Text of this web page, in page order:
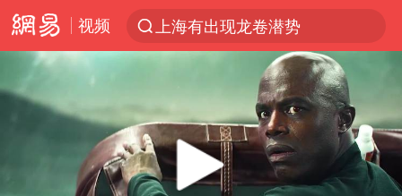
视频
上海有出现龙卷潜势
王传君 《披荆斩棘》
上海：5号线16号线浦江线全线停运
白海豚预计将在浙江苍南到三门一带登陆